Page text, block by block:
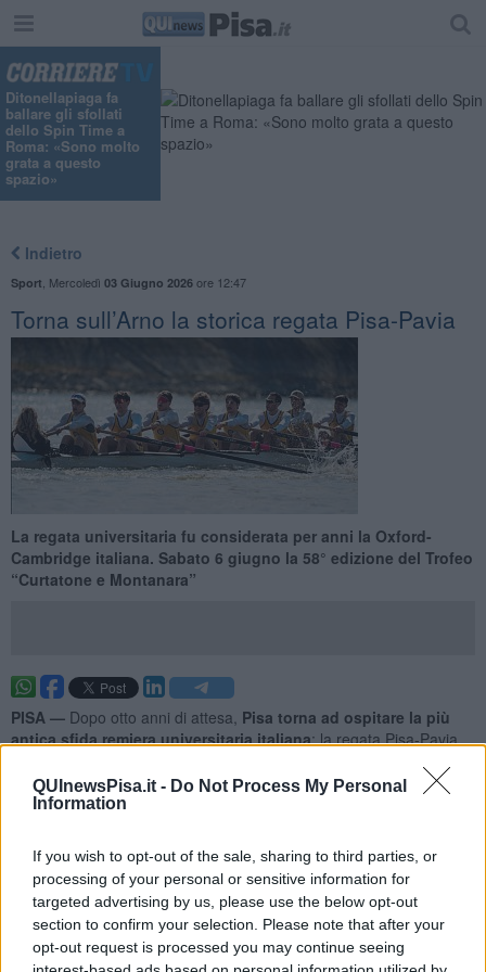
QUInewsPisa.it - Do Not Process My Personal
Information
If you wish to opt-out of the sale, sharing to third parties, or
processing of your personal or sensitive information for
targeted advertising by us, please use the below opt-out
section to confirm your selection. Please note that after your
opt-out request is processed you may continue seeing
Ditonellapiaga fa
ballare gli sfollati
dello Spin Time a
Roma: «Sono molto
grata a questo
spazio»
Indietro
Sport Mercoledì 03 Giugno 2026ore 12:47
Torna sull’Arno la storica regata Pisa-Pavia
La regata universitaria fu considerata per anni la Oxford-
Cambridge italiana. Sabato 6 giugno la 58° edizione del Trofeo
“Curtatone e Montanara”
PISA — Dopo otto anni di attesa, Pisa torna ad ospitare la più
antica sfida remiera universitaria italiana: la regata Pisa-Pavia
competizione si disputerà sulle acque dell’Arno, con partenza dal
Ponte di Mezzo e arrivo allo Scalo dei Renaioli.
Scalo dei Renaioli, con la presentazione ufficiale dei due equipaggi,
i saluti istituzionali dell’ Assessora allo sport del Comune di Pisa
Frida Scarpa, del Commissario delCus Pisa Rosario la Spina e
del Delegato allo sport dell’Università di Pisa prof. Marco
Macchia.Alle 11:00 il via alla regata. Le due imbarcazioni -
ciascuna con un equipaggio composto da otto canottieri e un